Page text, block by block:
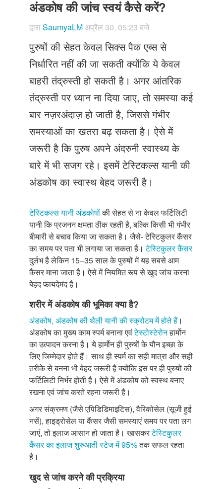
Just Poocho
संपर्क करें
अंडकोष की जांच स्वयं कैसे करें?
द्वाराSaumyaLMअप्रैल 30, 05:23 बजे
पुरुषों की सेहत केवल सिक्स पैक एब्स से
निर्धारित नहीं की जा सकती क्योंकि ये केवल
बाहरी तंद्रुस्ती हो सकती है। अगर आंतरिक
तंद्रुस्ती पर ध्यान ना दिया जाए, तो समस्या कई
बार नज़रअंदाज़ हो जाती है, जिससे गंभीर
समस्याओं का खतरा बढ़ सकता है। ऐसे में
जरूरी है कि पुरुष अपने अंदरुनी स्वास्थ्य के
बारे में भी सजग रहे। इसमें टेस्टिकल्स यानी की
अंडकोष का स्वास्थ बेहद जरूरी है।
टेस्टिकल्स यानी अंडकोषोंकी सेहत से ना केवल फर्टिलिटी
यानी कि प्रजनन क्षमता ठीक रहती है, बल्कि किसी भी गंभीर
बीमारी से बचाव किया जा सकता है। जैसे- टेस्टिकुलर कैंसर
का समय पर पता भी लगाया जा सकता है।टेस्टिकुलर कैंसर
दुर्लभ है लेकिन 15–35 साल के पुरुषों में यह सबसे आम
कैंसर माना जाता है। ऐसे में नियमित रूप से खुद जांच करना
बेहद फायदेमंद है।
शरीर में अंडकोष की भूमिका क्या है?
अंडकोष, अंडकोष की थैली यानी की स्क्रोटम में होते हैं।
अंडकोष का मुख्य काम स्पर्म बनाना एवंटेस्टोस्टेरोनहार्मोन
का उत्पादन करना है। ये हार्मोन ही पुरुषों के यौन इच्छा के
लिए जिम्मेदार होते हैं। साथ ही स्पर्म का सही मात्रा और सही
तरीके से बनना भी बेहद जरूरी है क्योंकि इस पर ही पुरुषों की
फर्टिलिटी निर्भर होती है। ऐसे में अंडकोष को स्वस्थ बनाए
रखना एवं जांच करते रहना जरूरी है।
अगर संक्रमण (जैसे एपिडिडिमाइटिस), वैरिकोसेल (सूजी हुई
नसें), हाइड्रोसेल या कैंसर जैसी समस्याएं समय पर पता लग
जाएं, तो इलाज आसान हो जाता है। खासकरटेस्टिकुलर
कैंसर का इलाज शुरुआती स्टेज में 95%तक सफल रहता
है।
खुद से जांच करने की प्रक्रिया